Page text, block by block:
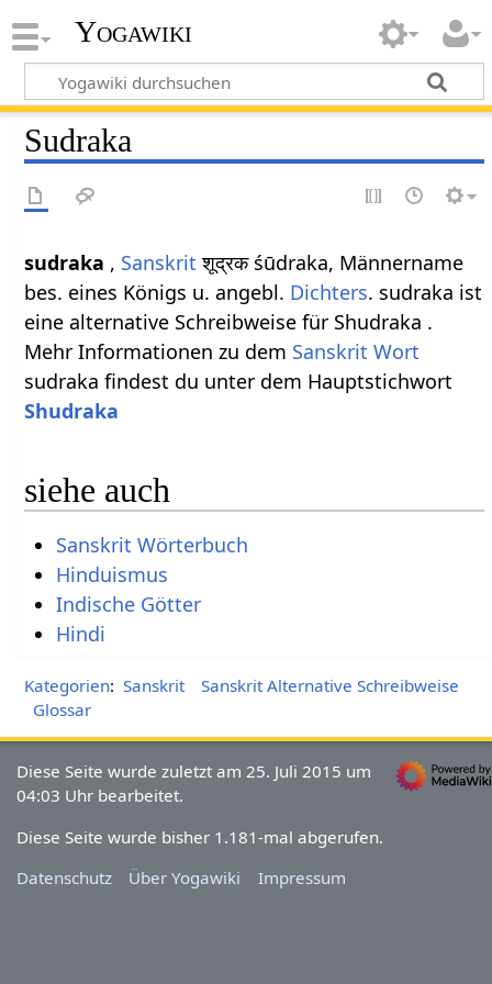
Yogawiki
Sudraka
sudraka , Sanskrit शूद्रक śūdraka, Männername
bes. eines Königs u. angebl. Dichters. sudraka ist
eine alternative Schreibweise für Shudraka .
Mehr Informationen zu dem Sanskrit Wort
sudraka findest du unter dem Hauptstichwort
Shudraka
siehe auch
Sanskrit Wörterbuch
Hinduismus
Indische Götter
Hindi
Kategorien: Sanskrit
Sanskrit Alternative Schreibweise
Glossar
Diese Seite wurde zuletzt am 25. Juli 2015 um
04:03 Uhr bearbeitet.
Diese Seite wurde bisher 1.181-mal abgerufen.
Datenschutz
Über Yogawiki Impressum